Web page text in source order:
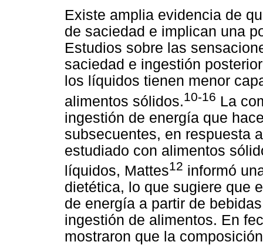
Existe amplia evidencia de
de saciedad e implican una
Estudios sobre las
saciedad e ingestión
los líquidos tienen menor
alimentos sólidos.10-16 La
ingestión de energía que
subsecuentes, en respuesta
estudiado con alimentos
líquidos, Mattes12 informó
dietética, lo que sugiere que
de energía a partir de
ingestión de alimentos. En
mostraron que la